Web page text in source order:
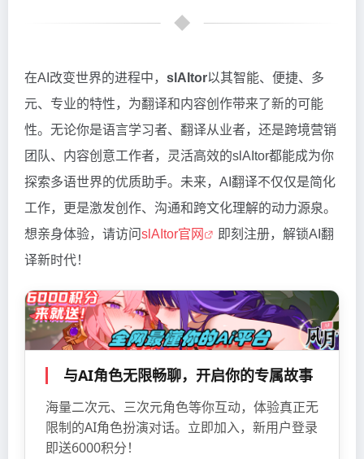
在AI改变世界的进程中， slAItor以其智能、便捷、多
元、专业的特性，为翻译和内容创作带来了新的可能
性。无论你是语言学习者、翻译从业者，还是跨境营销
团队、内容创意工作者，灵活高效的slAItor都能成为你
探索多语世界的优质助手。未来，AI翻译不仅仅是简化
工作，更是激发创作、沟通和跨文化理解的动力源泉。
想亲身体验，请访问slAItor官网
即刻注册，解锁AI翻
译新时代！
与AI角色无限畅聊，开启你的专属故事
海量二次元、三次元角色等你互动，体验真正无
限制的AI角色扮演对话。立即加入，新用户登录
即送6000积分！